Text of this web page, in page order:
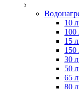
10
100
15
150
30
50
65
80